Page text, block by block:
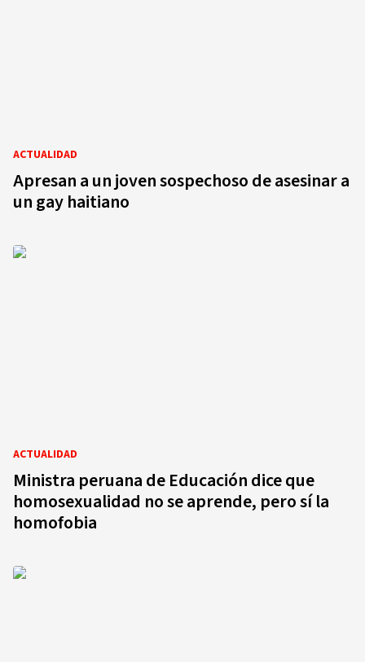
ACTUALIDAD
Apresan a un joven sospechoso de asesinar a
un gay haitiano
ACTUALIDAD
Ministra peruana de Educación dice que
homosexualidad no se aprende, pero sí la
homofobia